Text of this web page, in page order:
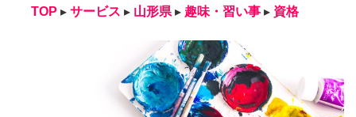
TOP ▸ サービス ▸ 山形県 ▸ 趣味・習い事 ▸ 資格